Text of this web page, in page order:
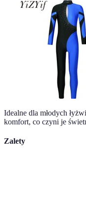
Idealne dla młodych
komfort, co czyni je
Zalety